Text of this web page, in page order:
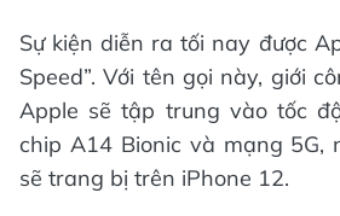
Sự kiện diễn ra tối nay được
Speed”. Với tên gọi này, giới
Apple sẽ tập trung vào tốc
chip A14 Bionic và mạng 5G,
sẽ trang bị trên iPhone 12.